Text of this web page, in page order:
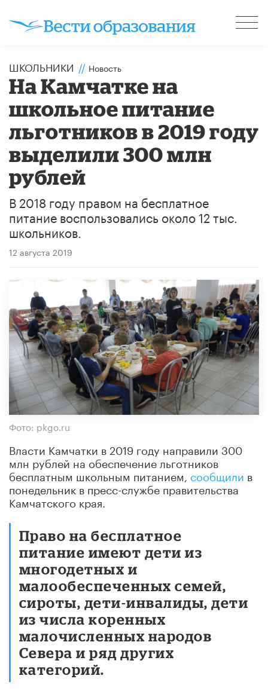
ШКОЛЬНИКИ // Новость
На Камчатке на
школьное питание
льготников в 2019 году
выделили 300 млн
рублей
В 2018 году правом на бесплатное
питание воспользовались около 12 тыс.
школьников.
12 августа 2019
Фото: pkgo.ru
Власти Камчатки в 2019 году направили 300
млн рублей на обеспечение льготников
бесплатным школьным питанием, сообщили в
понедельник в пресс-службе правительства
Камчатского края.
Право на бесплатное
питание имеют дети из
многодетных и
малообеспеченных семей,
сироты, дети-инвалиды, дети
из числа коренных
малочисленных народов
Севера и ряд других
категорий.